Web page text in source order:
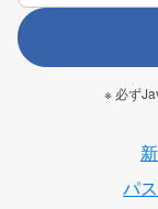
※ 必ず
パ